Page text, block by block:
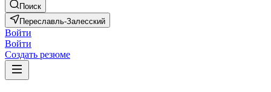
Поиск
Переславль-Залесский
Войти
Войти
Создать резюме